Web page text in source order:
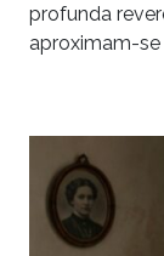
profunda
aproximam-